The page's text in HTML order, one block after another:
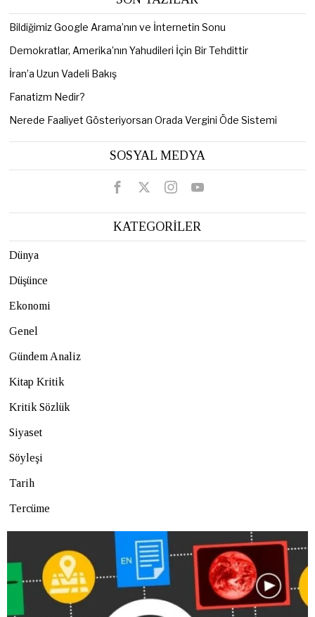
Bildiğimiz Google Arama’nın ve İnternetin Sonu
Demokratlar, Amerika’nın Yahudileri İçin Bir Tehdittir
İran’a Uzun Vadeli Bakış
Fanatizm Nedir?
Nerede Faaliyet Gösteriyorsan Orada Vergini Öde Sistemi
SOSYAL MEDYA
KATEGORİLER
Dünya
Düşünce
Ekonomi
Genel
Gündem Analiz
Kitap Kritik
Kritik Sözlük
Siyaset
Söyleşi
Tarih
Tercüme